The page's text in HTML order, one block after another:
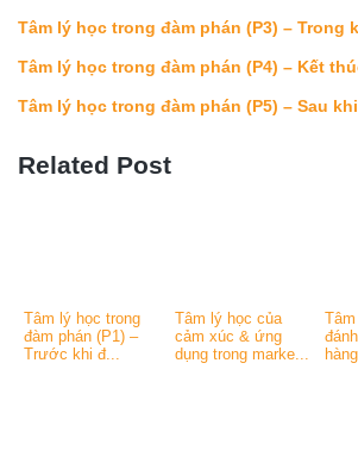
Tâm lý học trong đàm phán (P3) – Trong
Tâm lý học trong đàm phán (P4) – Kết
Tâm lý học trong đàm phán (P5) – Sau
Related Post
Tâm lý học trong
đàm phán (P1) –
Trước khi đ...
Tâm lý học của
cảm xúc & ứng
dụng trong marke...